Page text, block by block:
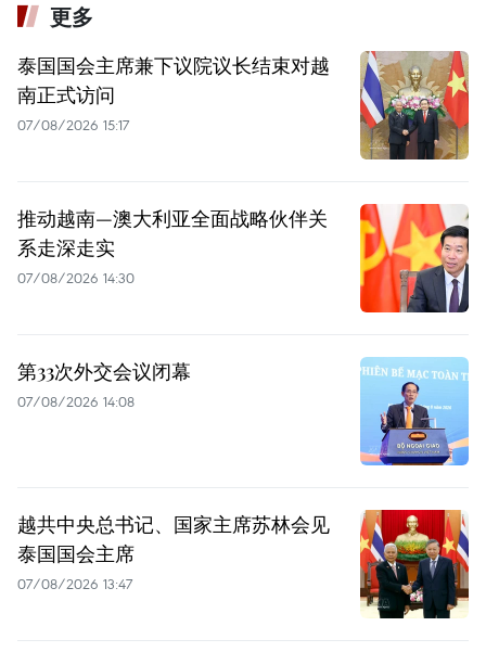
更多
泰国国会主席兼下议院议长结束对越
南正式访问
07/08/2026 15:17
推动越南—澳大利亚全面战略伙伴关
系走深走实
07/08/2026 14:30
第33次外交会议闭幕
07/08/2026 14:08
越共中央总书记、国家主席苏林会见
泰国国会主席
07/08/2026 13:47